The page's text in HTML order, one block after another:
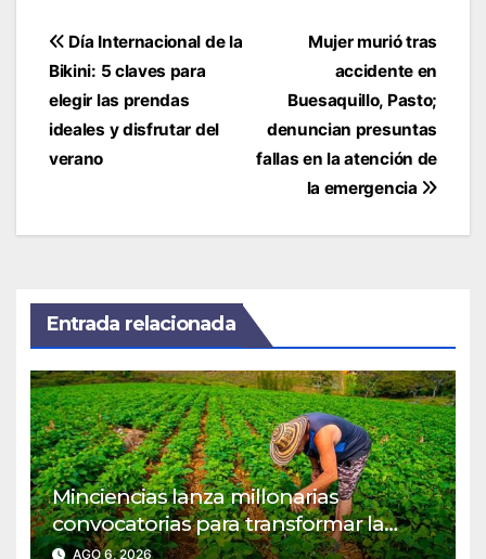
Navegación
de
entradas
Mujer murió tras
accidente en
Buesaquillo, Pasto;
denuncian presuntas
fallas en la atención de
la emergencia
Día Internacional de la
Bikini: 5 claves para
elegir las prendas
ideales y disfrutar del
verano
Entrada relacionada
Minciencias lanza millonarias
convocatorias para transformar la
agroindustria en regiones PDET
AGO 6, 2026